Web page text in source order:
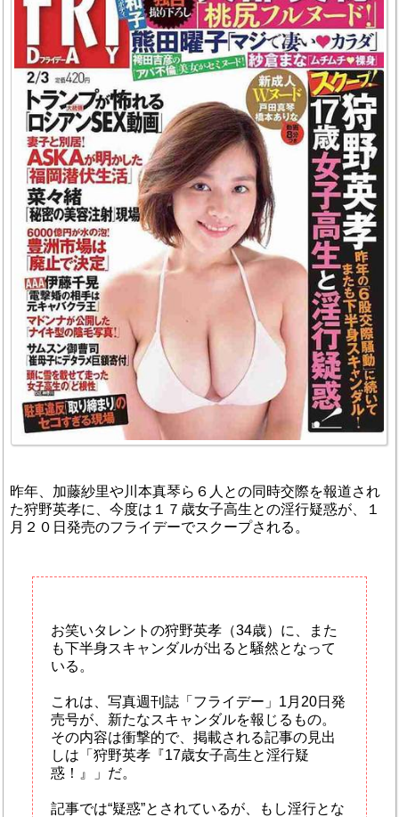
昨年、加藤紗里や川本真琴ら６人との同時交際を報道され
た狩野英孝に、今度は１７歳女子高生との淫行疑惑が、１
月２０日発売のフライデーでスクープされる。
お笑いタレントの狩野英孝（34歳）に、また
も下半身スキャンダルが出ると騒然となって
いる。
これは、写真週刊誌「フライデー」1月20日発
売号が、新たなスキャンダルを報じるもの。
その内容は衝撃的で、掲載される記事の見出
しは「狩野英孝『17歳女子高生と淫行疑
惑！』」だ。
記事では“疑惑”とされているが、もし淫行とな